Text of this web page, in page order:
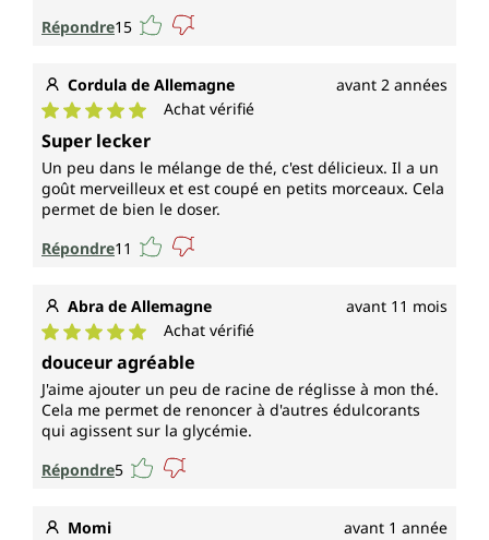
Répondre15
Cordula de Allemagne avant 2 années
Note moyenne de 5 sur 5 étoiles
Achat vérifié
Super lecker
Un peu dans le mélange de thé, c'est délicieux. Il a un
goût merveilleux et est coupé en petits morceaux. Cela
permet de bien le doser.
Répondre11
Abra de Allemagne avant 11 mois
Note moyenne de 5 sur 5 étoiles
Achat vérifié
douceur agréable
J'aime ajouter un peu de racine de réglisse à mon thé.
Cela me permet de renoncer à d'autres édulcorants
qui agissent sur la glycémie.
Répondre5
Momi avant 1 année